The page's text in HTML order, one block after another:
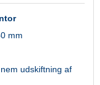
mm
udskiftning af